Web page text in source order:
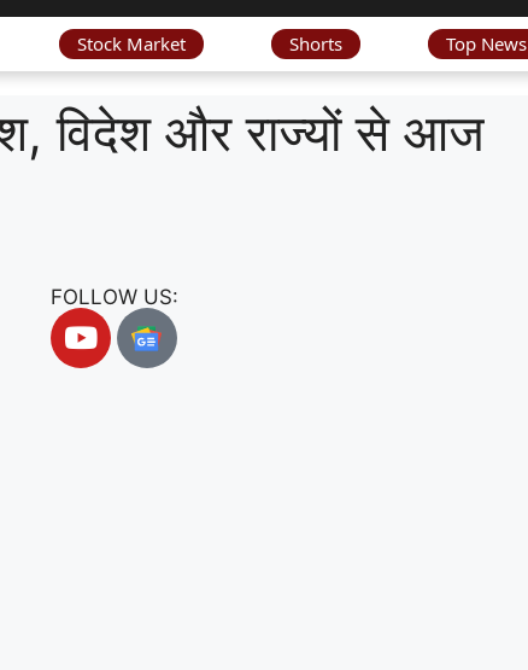
Stock Market Shorts Top News
विदेश और राज्यों से आज
FOLLOW US: